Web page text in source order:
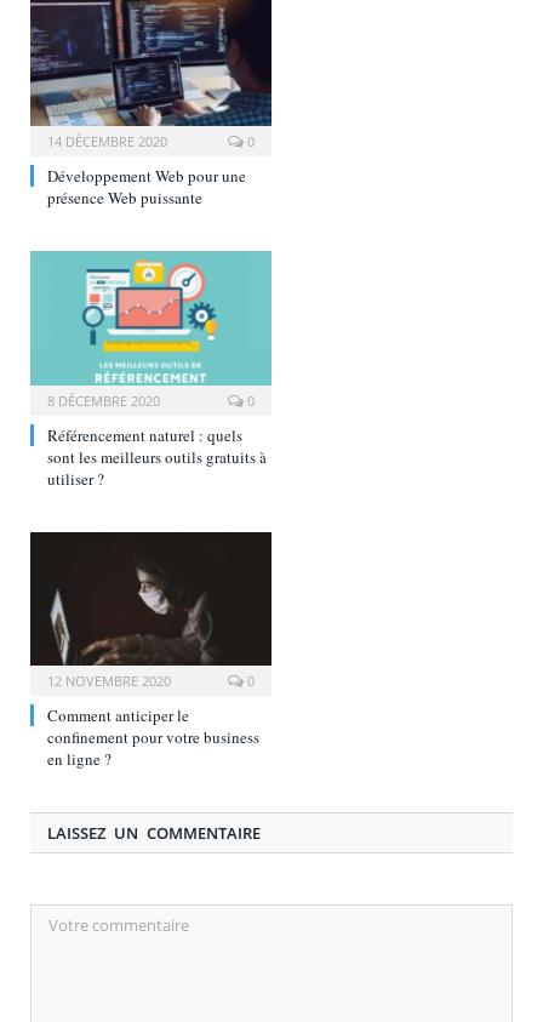
14 DÉCEMBRE 2020 0
Développement Web pour une
présence Web puissante
8 DÉCEMBRE 2020 0
Référencement naturel : quels
sont les meilleurs outils gratuits à
utiliser ?
12 NOVEMBRE 2020 0
Comment anticiper le
confinement pour votre business
en ligne ?
LAISSEZ UN COMMENTAIRE